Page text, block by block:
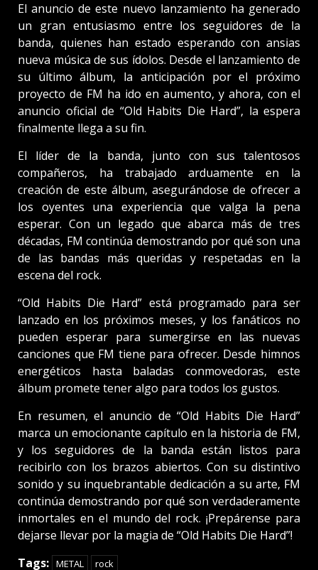
El anuncio de este nuevo lanzamiento ha generado
un gran entusiasmo entre los seguidores de la
banda, quienes han estado esperando con ansias
nueva música de sus ídolos. Desde el lanzamiento de
su último álbum, la anticipación por el próximo
proyecto de FM ha ido en aumento, y ahora, con el
anuncio oficial de “Old Habits Die Hard”, la espera
finalmente llega a su fin.
El líder de la banda, junto con sus talentosos
compañeros, ha trabajado arduamente en la
creación de este álbum, asegurándose de ofrecer a
los oyentes una experiencia que valga la pena
esperar. Con un legado que abarca más de tres
décadas, FM continúa demostrando por qué son una
de las bandas más queridas y respetadas en la
escena del rock.
“Old Habits Die Hard” está programado para ser
lanzado en los próximos meses, y los fanáticos no
pueden esperar para sumergirse en las nuevas
canciones que FM tiene para ofrecer. Desde himnos
energéticos hasta baladas conmovedoras, este
álbum promete tener algo para todos los gustos.
En resumen, el anuncio de “Old Habits Die Hard”
marca un emocionante capítulo en la historia de FM,
y los seguidores de la banda están listos para
recibirlo con los brazos abiertos. Con su distintivo
sonido y su inquebrantable dedicación a su arte, FM
continúa demostrando por qué son verdaderamente
inmortales en el mundo del rock. ¡Prepárense para
dejarse llevar por la magia de “Old Habits Die Hard”!
Tags: METAL rock